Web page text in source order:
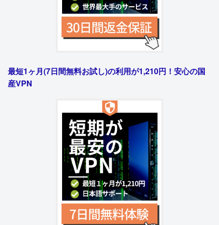
最短1ヶ月(7日間無料お試し)の利用が1,210円！安心の国
産VPN